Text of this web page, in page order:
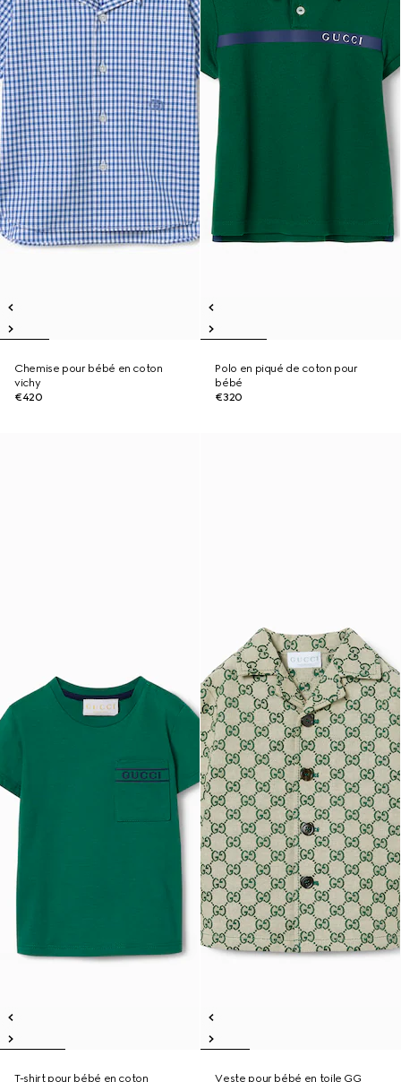
Chemise pour bébé en coton
vichy
€420
Polo en piqué de coton pour
bébé
€320
T-shirt pour bébé en coton Veste pour bébé en toile GG